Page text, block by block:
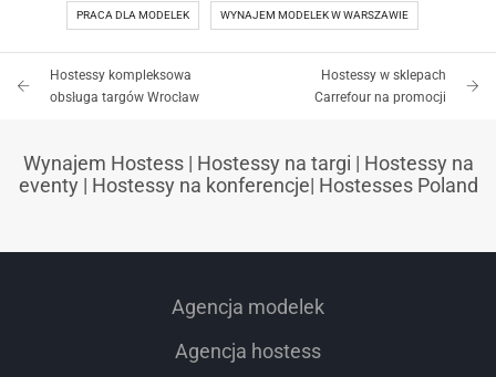
PRACA DLA MODELEK WYNAJEM MODELEK W WARSZAWIE
Hostessy kompleksowa
obsługa targów Wrocław
Hostessy w sklepach
Carrefour na promocji
Wynajem Hostess| Hostessy na targi | Hostessy na
eventy | Hostessy na konferencje| Hostesses Poland
Agencja modelek
Agencja hostess